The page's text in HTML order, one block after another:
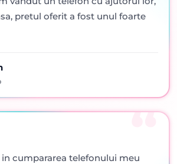
pretul oferit a fost unul foarte
in cumpararea telefonului meu